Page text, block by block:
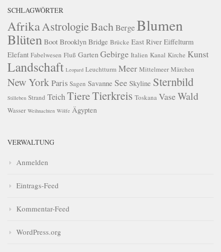
SCHLAGWÖRTER
AfrikaAstrologieBachBergeBlumen
Blüten Boot Brooklyn Bridge Brücke East River Eiffelturm
Elefant Fabelwesen Fluß Garten Gebirge Italien Kanal Kirche Kunst
Landschaft Leopard Leuchtturm Meer Mittelmeer Märchen
New YorkParis Sagen Savanne See Skyline Sternbild
Stilleben Strand TeichTiereTierkreis Toskana VaseWald
Wasser Weihnachten Wölfe Ägypten
VERWALTUNG
Anmelden
Eintrags-Feed
Kommentar-Feed
WordPress.org